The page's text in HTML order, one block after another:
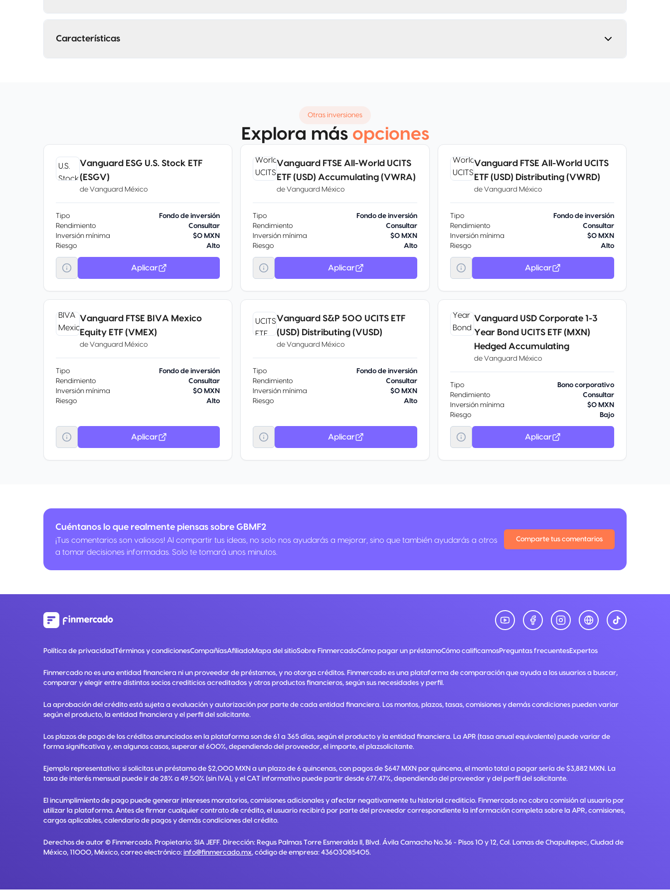
Características
Otras inversiones
Explora más opciones
Vanguard ESG U.S. Stock ETF
(ESGV)
de Vanguard México
Tipo
Fondo de inversión
Rendimiento
Consultar
Inversión mínima
$0 MXN
Riesgo
Alto
Aplicar
Vanguard FTSE All-World UCITS
ETF (USD) Accumulating (VWRA)
de Vanguard México
Tipo
Fondo de inversión
Rendimiento
Consultar
Inversión mínima
$0 MXN
Riesgo
Alto
Aplicar
Vanguard FTSE All-World UCITS
ETF (USD) Distributing (VWRD)
de Vanguard México
Tipo
Fondo de inversión
Rendimiento
Consultar
Inversión mínima
$0 MXN
Riesgo
Alto
Aplicar
Vanguard FTSE BIVA Mexico
Equity ETF (VMEX)
de Vanguard México
Tipo
Fondo de inversión
Rendimiento
Consultar
Inversión mínima
$0 MXN
Riesgo
Alto
Aplicar
Vanguard S&P 500 UCITS ETF
(USD) Distributing (VUSD)
de Vanguard México
Tipo
Fondo de inversión
Rendimiento
Consultar
Inversión mínima
$0 MXN
Riesgo
Alto
Aplicar
Vanguard USD Corporate 1-3
Year Bond UCITS ETF (MXN)
Hedged Accumulating
de Vanguard México
Tipo
Bono corporativo
Rendimiento
Consultar
Inversión mínima
$0 MXN
Riesgo
Bajo
Aplicar
Cuéntanos lo que realmente piensas sobre GBMF2
¡Tus comentarios son valiosos! Al compartir tus ideas, no solo nos ayudarás a mejorar, sino que también ayudarás a otros
a tomar decisiones informadas. Solo te tomará unos minutos.
Comparte tus comentarios
Política de privacidadTérminos y condicionesCompañíasAfiliadoMapa del sitioSobre FinmercadoCómo pagar un préstamoCómo calificamosPreguntas frecuentesExpertos
Finmercado no es una entidad financiera ni un proveedor de préstamos, y no otorga créditos. Finmercado es una plataforma de comparación que ayuda a los usuarios a buscar,
comparar y elegir entre distintos socios crediticios acreditados y otros productos financieros, según sus necesidades y perfil.
La aprobación del crédito está sujeta a evaluación y autorización por parte de cada entidad financiera. Los montos, plazos, tasas, comisiones y demás condiciones pueden variar
según el producto, la entidad financiera y el perfil del solicitante.
Los plazos de pago de los créditos anunciados en la plataforma son de 61 a 365 días, según el producto y la entidad financiera. La APR (tasa anual equivalente) puede variar de
forma significativa y, en algunos casos, superar el 600%, dependiendo del proveedor, el importe, el plazsolicitante.
Ejemplo representativo: si solicitas un préstamo de $2,000 MXN a un plazo de 6 quincenas, con pagos de $647 MXN por quincena, el monto total a pagar sería de $3,882 MXN. La
tasa de interés mensual puede ir de 28% a 49.50% (sin IVA), y el CAT informativo puede partir desde 677.47%, dependiendo del proveedor y del perfil del solicitante.
El incumplimiento de pago puede generar intereses moratorios, comisiones adicionales y afectar negativamente tu historial crediticio. Finmercado no cobra comisión al usuario por
utilizar la plataforma. Antes de firmar cualquier contrato de crédito, el usuario recibirá por parte del proveedor correspondiente la información completa sobre la APR, comisiones,
cargos aplicables, calendario de pagos y demás condiciones del crédito.
Derechos de autor © Finmercado. Propietario: SIA JEFF. Dirección: Regus Palmas Torre Esmeralda II, Blvd. Ávila Camacho No.36 - Pisos 10 y 12, Col. Lomas de Chapultepec, Ciudad de
México, 11000, México, correo electrónico: info@finmercado.mx, código de empresa: 43603085405.